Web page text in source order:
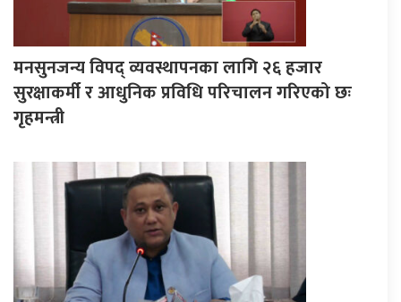
मनसुनजन्य विपद् व्यवस्थापनका लागि २६ हजार
सुरक्षाकर्मी र आधुनिक प्रविधि परिचालन गरिएको छः
गृहमन्त्री